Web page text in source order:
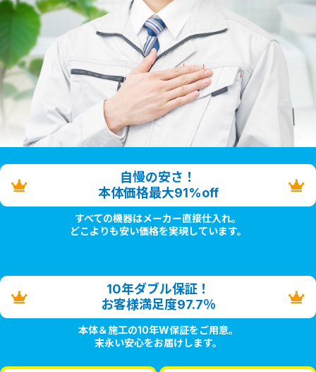
自慢の安さ！
本体価格最大91%off
すべての機器はメーカー直接仕入れ。
どこよりも安い価格を実現しています。
10年ダブル保証！
お客様満足度97.7％
本体＆施工の10年W保証をご用意。
末永い安心をお届けします。